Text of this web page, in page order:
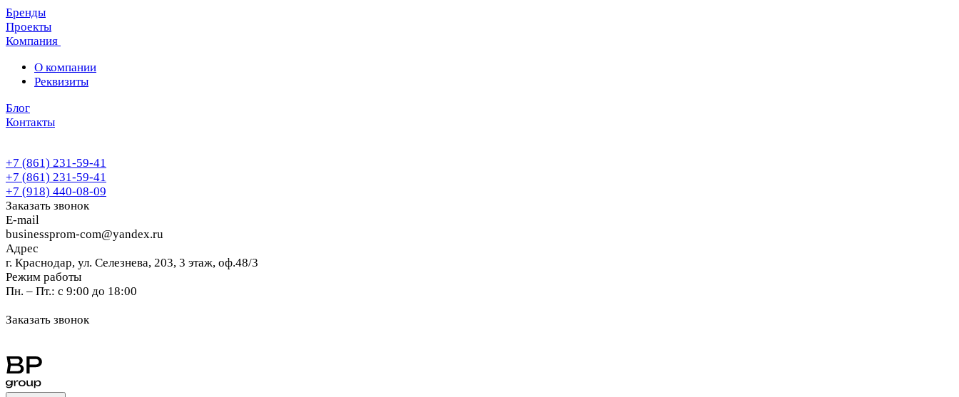
Бренды
Проекты
Компания
О компании
Реквизиты
Блог
Контакты
+7 (861) 231-59-41
+7 (861) 231-59-41
+7 (918) 440-08-09
Заказать звонок
E-mail
businessprom-com@yandex.ru
Адрес
г. Краснодар, ул. Селезнева, 203, 3 этаж, оф.48/3
Режим работы
Пн. – Пт.: с 9:00 до 18:00
Заказать звонок